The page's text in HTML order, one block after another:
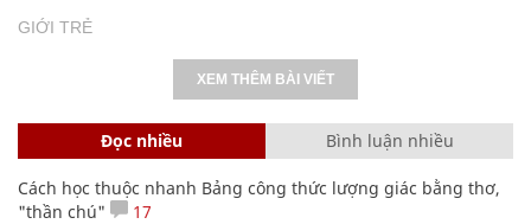
GIỚI TRẺ
XEM THÊM BÀI VIẾT
Đọc nhiều Bình luận nhiều
Cách học thuộc nhanh Bảng công thức lượng giác bằng thơ,
"thần chú"
17